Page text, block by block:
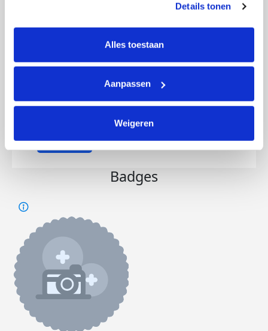
tonen. Je kunt je toestemming op elk moment wijzigen of
intrekken via Cookie instellingen onderaan de pagina. De
lijst met cookies is te vinden in het tabblad “details”.
Details tonen
Alles toestaan
Aanpassen
Weigeren
gemaakt van het toilet ook door niet
Er hangt een uitleg over prostaatkanker
en hier voor vragen wij een donatie na het
gebruik van het toilet.
Deel op
Badges